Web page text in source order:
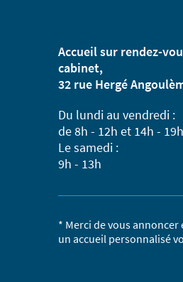
Accueil sur rendez-
cabinet,
32 rue Hergé
Du lundi au vendredi :
de 8h - 12h et 14h -
Le samedi :
9h - 13h
* Merci de vous
un accueil personnalisé